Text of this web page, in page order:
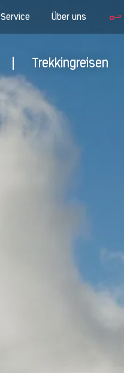
Service Über uns
Trekkingreisen